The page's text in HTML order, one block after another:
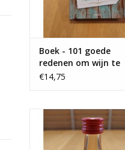
Boek - 101 goede
redenen om wijn te
drinken - Deltas
€14,75
Crème de cassis mini
TOEVOEGEN AAN